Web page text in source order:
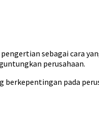
sebagai cara
perusahaan.
pada